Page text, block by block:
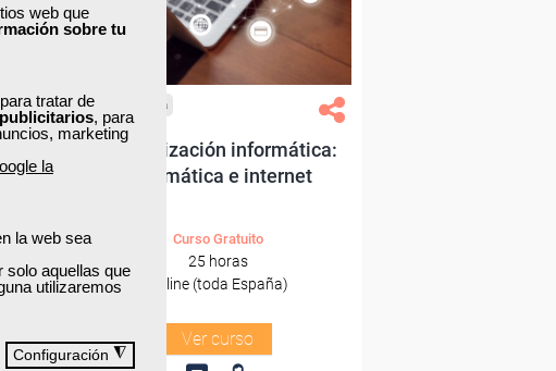
web que
sobre tu
tratar de
, para
marketing
la
la web sea
solo aquellas que
utilizaremos
Configuración ◮
Sector
-Otros Servicios.
Cursos Femxa
Alfabetización informática:
informática e internet
Curso Gratuito
25 horas
Online (toda España)
Ver curso